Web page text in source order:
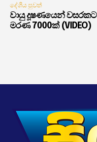
දේශීය පුවත්
වායු දූෂණයෙන් වසරකට
මරණ 7000ක් (VIDEO)